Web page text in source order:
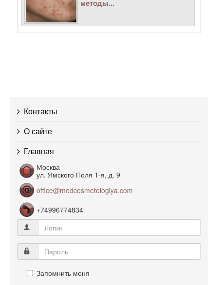
методы...
Контакты
О сайте
Главная
Москва
ул. Ямского Поля 1-я, д. 9
office@medcosmetologiya.com
+74996774834
Запомнить меня